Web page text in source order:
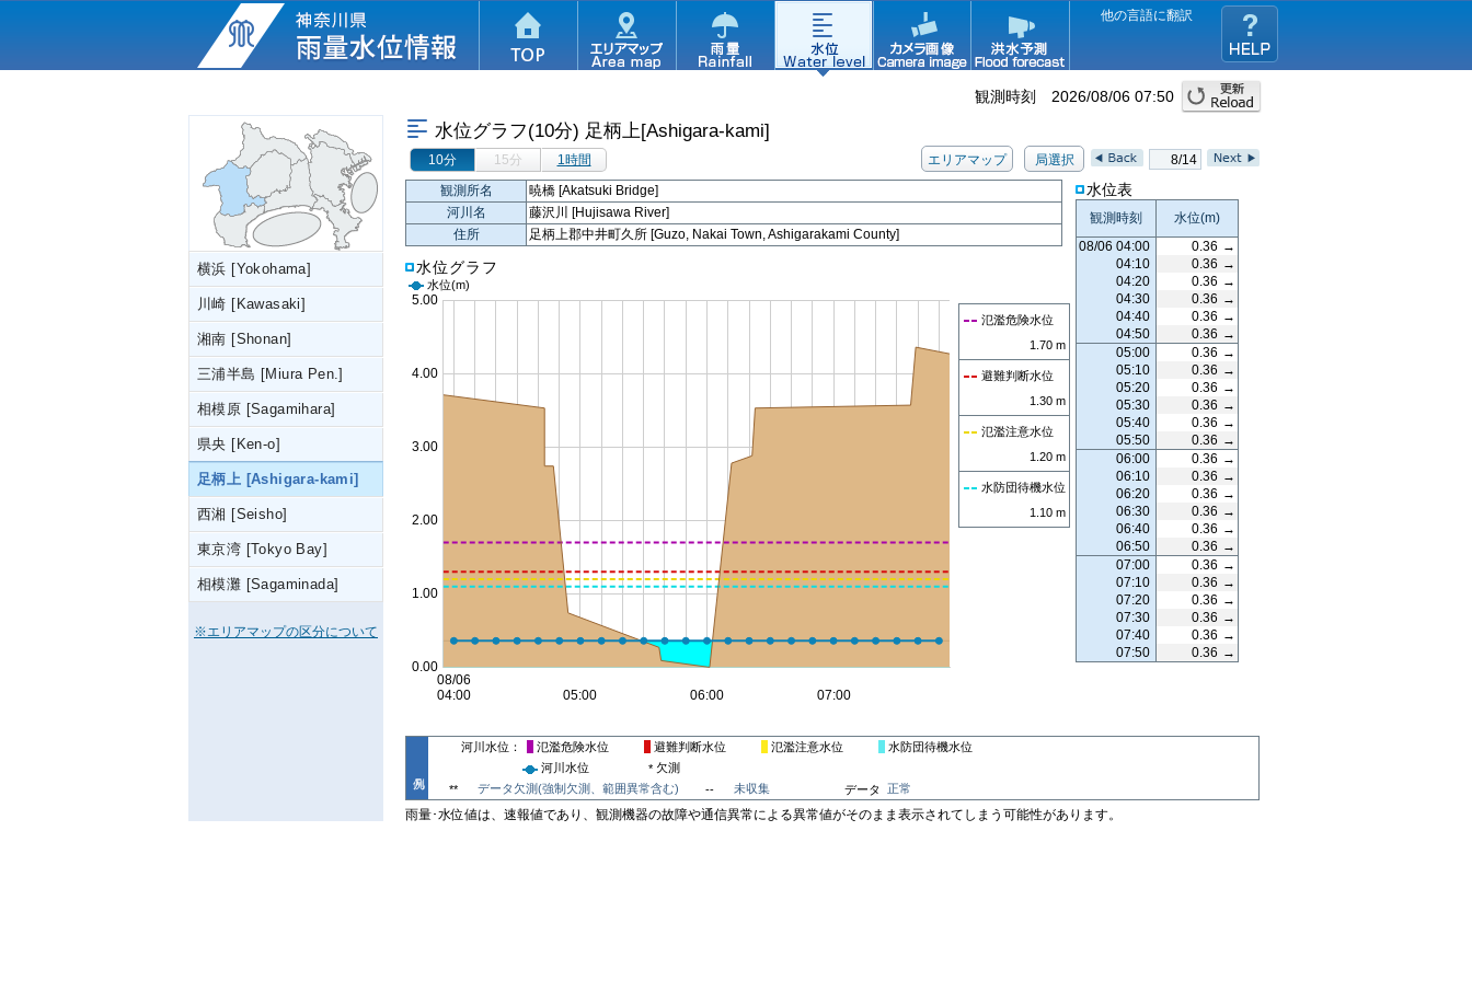
他の言語に翻訳
観測時刻 2026/08/06 07:50
横浜 [Yokohama]
川崎 [Kawasaki]
湘南 [Shonan]
三浦半島 [Miura Pen.]
相模原 [Sagamihara]
県央 [Ken-o]
足柄上 [Ashigara-kami]
西湘 [Seisho]
東京湾 [Tokyo Bay]
相模灘 [Sagaminada]
※エリアマップの区分について
水位グラフ(10分) 足柄上[Ashigara-kami]
10分 15分 1時間 エリアマップ 局選択
8/14
観測所名
暁橋 [Akatsuki Bridge]
河川名
藤沢川 [Hujisawa River]
住所
足柄上郡中井町久所 [Guzo, Nakai Town, Ashigarakami County]
水位グラフ
水位(m)
氾濫危険水位
1.70 m
避難判断水位
1.30 m
氾濫注意水位
1.20 m
水防団待機水位
1.10 m
河川水位 氾濫危険水位 避難判断水位 氾濫注意水位
水防団待機水位
河川水位
* 欠測
**
データ欠測(強制欠測、範囲異常含む) -- 未収集 データ 正常
水位表
観測時刻 水位(m)
08/06 04:00
0.36 →
04:10
0.36 →
04:20
0.36 →
04:30
0.36 →
04:40
0.36 →
04:50
0.36 →
05:00
0.36 →
05:10
0.36 →
05:20
0.36 →
05:30
0.36 →
05:40
0.36 →
05:50
0.36 →
06:00
0.36 →
06:10
0.36 →
06:20
0.36 →
06:30
0.36 →
06:40
0.36 →
06:50
0.36 →
07:00
0.36 →
07:10
0.36 →
07:20
0.36 →
07:30
0.36 →
07:40
0.36 →
07:50
0.36 →
雨量･水位値は、速報値であり、観測機器の故障や通信異常による異常値がそのまま表示されてしまう可能性があります。